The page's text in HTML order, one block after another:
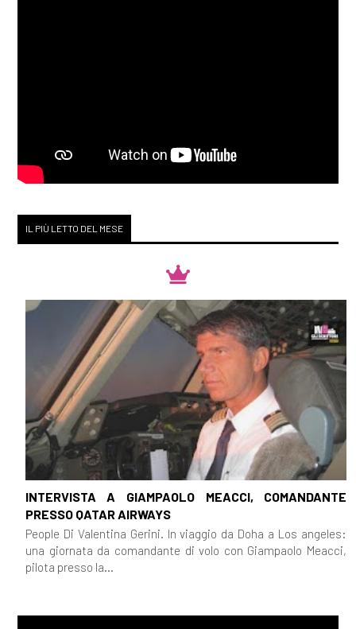
IL PIÙ LETTO DEL MESE
INTERVISTA A GIAMPAOLO MEACCI, COMANDANTE
PRESSO QATAR AIRWAYS
People Di Valentina Gerini. In viaggio da Doha a Los angeles:
una giornata da comandante di volo con Giampaolo Meacci,
pilota presso la...